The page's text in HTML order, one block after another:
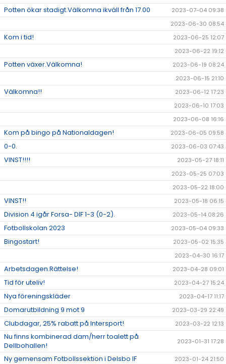
Potten ökar stadigt.Välkomna ikväll från 17.00
2023-07-04 09:38
2023-06-30 08:54
Kom i tid!
2023-06-25 12:07
2023-06-22 19:12
Potten växer.Välkomna!
2023-06-19 08:24
2023-06-15 21:10
Välkomna!!
2023-06-12 17:23
2023-06-10 17:03
2023-06-08 16:16
Kom på bingo på Nationaldagen! 2023-06-05 09:58
0-0. 2023-06-03 07:43
VINST!!!!
2023-05-27 18:11
2023-05-25 07:03
2023-05-22 18:00
VINST!! 2023-05-18 06:15
Division 4 igår Forsa- DIF 1-3 (0-2). 2023-05-14 08:26
Fotbollskolan 2023 2023-05-04 09:33
Bingostart!
2023-05-02 15:35
2023-04-30 16:17
Arbetsdagen.Rättelse! 2023-04-28 09:01
Tid för uteliv! 2023-04-27 15:24
Nya föreningskläder 2023-04-17 11:17
Domarutbildning 9 mot 9 2023-03-29 22:49
Clubdagar, 25% rabatt på Intersport! 2023-03-22 12:13
Nu finns kombinerad dam/herr toalett på
Dellbohallen!
2023-01-31 17:28
Ny gemensam Fotbollssektion i Delsbo IF 2023-01-24 21:50